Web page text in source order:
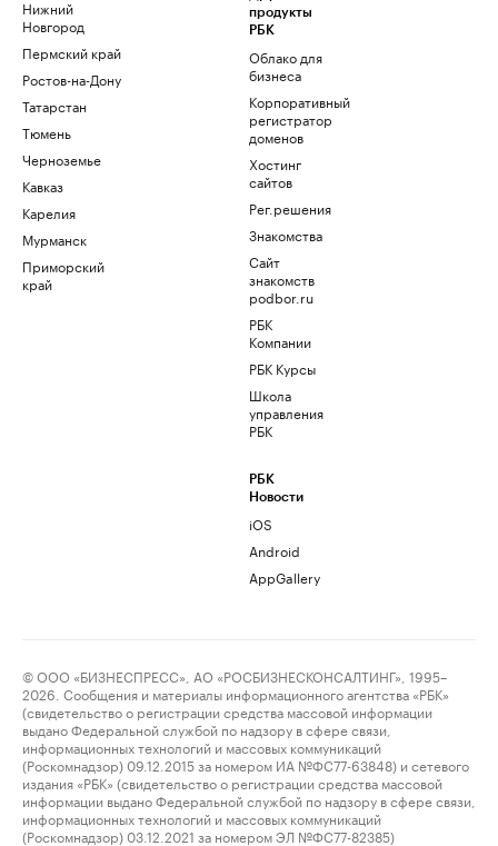
Нижний
Новгород
Пермский край
Ростов-на-Дону
Татарстан
Тюмень
Черноземье
Кавказ
Карелия
Мурманск
Приморский
край
продукты
РБК
Облако для
бизнеса
Корпоративный
регистратор
доменов
Хостинг
сайтов
Рег.решения
Знакомства
Сайт
знакомств
podbor.ru
РБК
Компании
РБК Курсы
Школа
управления
РБК
РБК
Новости
iOS
Android
AppGallery
© ООО «БИЗНЕСПРЕСС», АО «РОСБИЗНЕСКОНСАЛТИНГ», 1995–
2026. Сообщения и материалы информационного агентства «РБК»
(свидетельство о регистрации средства массовой информации
выдано Федеральной службой по надзору в сфере связи,
информационных технологий и массовых коммуникаций
(Роскомнадзор) 09.12.2015 за номером ИА №ФС77-63848) и сетевого
издания «РБК» (свидетельство о регистрации средства массовой
информации выдано Федеральной службой по надзору в сфере связи,
информационных технологий и массовых коммуникаций
(Роскомнадзор) 03.12.2021 за номером ЭЛ №ФС77-82385)